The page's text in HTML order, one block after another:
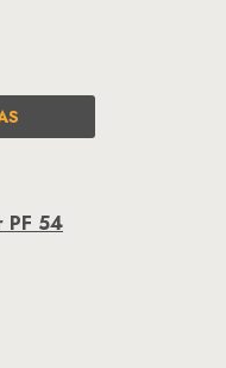
PF 54